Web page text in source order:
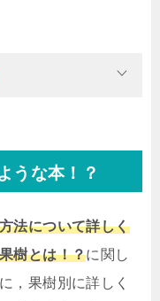
うな本！？
法について詳しく
樹とは！？に関し
，果樹別に詳しく